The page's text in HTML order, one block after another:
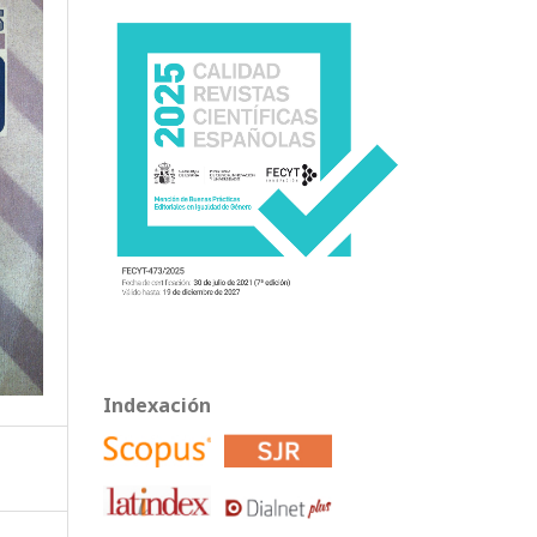
Indexación